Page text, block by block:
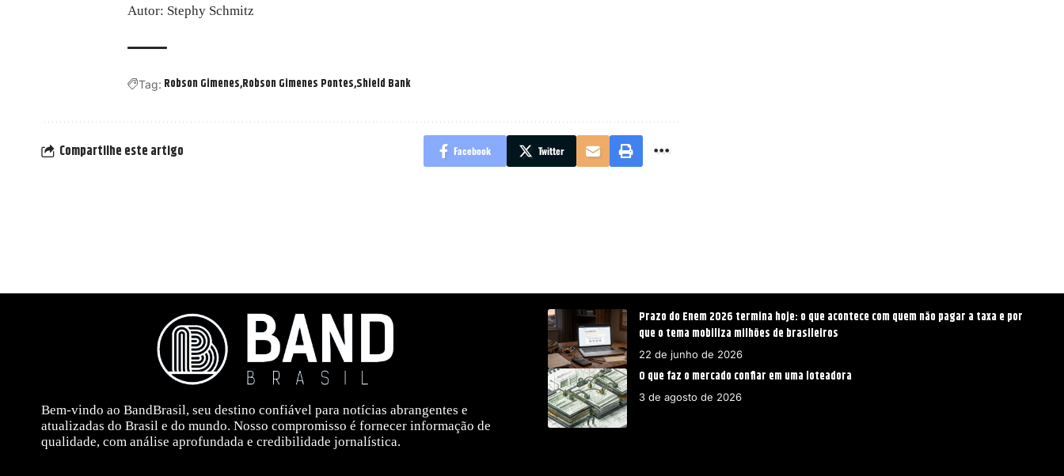
Autor: Stephy Schmitz
Tag: Robson Gimenes Robson Gimenes Pontes Shield Bank
Compartilhe este artigo Facebook Twitter
Bem-vindo ao BandBrasil, seu destino confiável para notícias abrangentes e
atualizadas do Brasil e do mundo. Nosso compromisso é fornecer informação de
qualidade, com análise aprofundada e credibilidade jornalística.
Prazo do Enem 2026 termina hoje: o que acontece com quem não pagar a taxa e por
que o tema mobiliza milhões de brasileiros
22 de junho de 2026
O que faz o mercado confiar em uma loteadora
3 de agosto de 2026